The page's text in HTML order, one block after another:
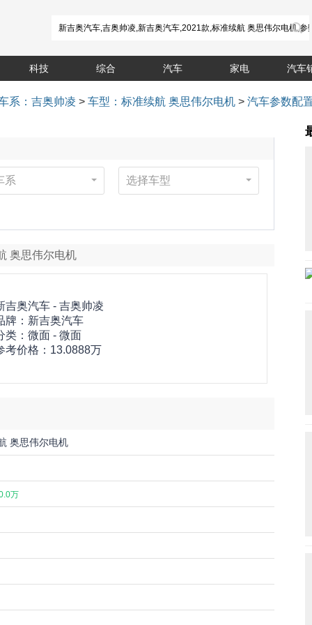
科技 综合 汽车 家电 汽车
系：吉奥帅凌 >车型：标准续航 奥思伟尔电机 >汽车参数配
系 选择车型
奥思伟尔电机
吉奥汽车 - 吉奥帅凌
牌： 新吉奥汽车
类：微面 - 微面
考价格： 13.0888万
奥思伟尔电机
万